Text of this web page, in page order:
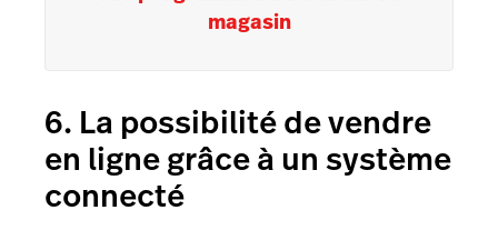
magasin
6. La possibilité de vendre
en ligne grâce à un système
connecté